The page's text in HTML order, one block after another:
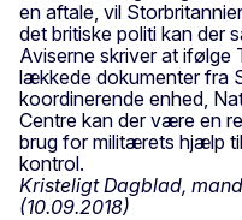
en aftale, vil
det britiske politi kan der
Aviserne skriver at ifølge
lækkede dokumenter fra
koordinerende enhed,
Centre kan der være en
brug for militærets hjælp
kontrol.
Kristeligt Dagblad,
(10.09.2018)